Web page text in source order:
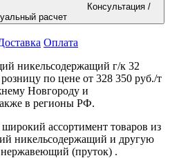
Консультация /
расчет
Оплата
никельсодержащий г/к 32
по цене от 328 350 руб./т
Новгороду и
в регионы РФ.
ассортимент товаров из
никельсодержащий и другую
(пруток) .